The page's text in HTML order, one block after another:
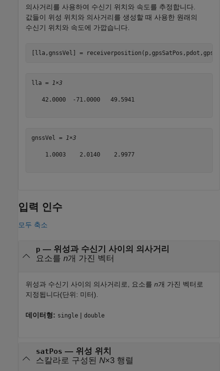
의사거리를 사용하여 수신기 위치와 속도를 추정합니다.
값들이 위성 위치와 의사거리를 생성할 때 사용한 원래의
수신기 위치와 속도에 가깝습니다.
[lla,gnssVel] =
lla = 1×3
   42.0000  -71.0000   49.5941
gnssVel = 1×3
    1.0003    2.0140    2.9977
입력 인수
모두 축소
p— 위성과 수신기 사이의 의사거리
요소를 n개 가진 벡터
위성과 수신기 사이의 의사거리로, 요소를 n개 가진 벡터로
지정됩니다(단위: 미터).
데이터형: single | double
satPos — 위성 위치
스칼라로 구성된 N×3 행렬